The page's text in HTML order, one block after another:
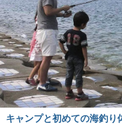
キャンプと初めての海釣り